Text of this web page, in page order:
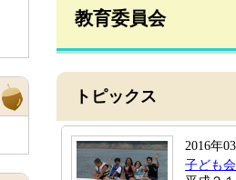
教育委員会
トピックス
2016年
子ども